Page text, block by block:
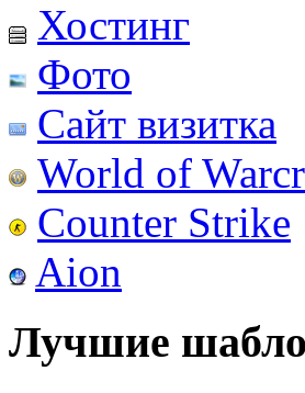
Хостинг
Фото
Сайт визитка
World of
Counter Strike
Aion
Лучшие